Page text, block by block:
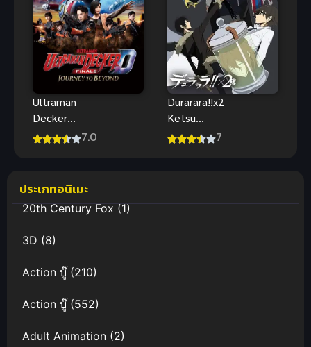
Ultraman
Decker
Finale อุลตร้า
อนาคตพากย์
ฮา
7.0
Durarara!!x2
Ketsu
สงครามแดน
7
ประเภทอนิเมะ
20th Century Fox(1)
3D (8)
Action บู๊(210)
Action บู๊(552)
Adult Animation (2)